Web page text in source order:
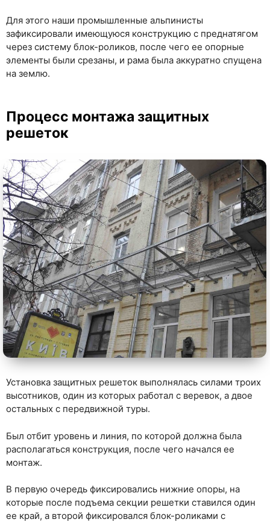
Для этого наши промышленные альпинисты
зафиксировали имеющуюся конструкцию с преднатягом
через систему блок-роликов, после чего ее опорные
элементы были срезаны, и рама была аккуратно спущена
на землю.
Процесс монтажа защитных
решеток
Установка защитных решеток выполнялась силами троих
высотников, один из которых работал с веревок, а двое
остальных с передвижной туры.
Был отбит уровень и линия, по которой должна была
располагаться конструкция, после чего начался ее
монтаж.
В первую очередь фиксировались нижние опоры, на
которые после подъема секции решетки ставился один
ее край, а второй фиксировался блок-роликами с